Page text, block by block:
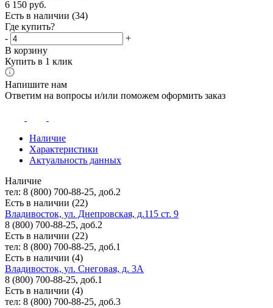
6 150 руб.
Есть в наличии (34)
Где купить?
-
+
В корзину
Купить в 1 клик
Напишите нам
Ответим на вопросы и/или поможем оформить заказ
Наличие
Характеристики
Актуальность данных
Наличие
тел: 8 (800) 700-88-25, доб.2
Есть в наличии (22)
Владивосток, ул. Днепровская, д.115 ст. 9
8 (800) 700-88-25, доб.2
Есть в наличии (22)
тел: 8 (800) 700-88-25, доб.1
Есть в наличии (4)
Владивосток, ул. Снеговая, д. 3А
8 (800) 700-88-25, доб.1
Есть в наличии (4)
тел: 8 (800) 700-88-25, доб.3